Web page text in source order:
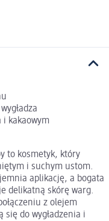
i kakaowym
to kosmetyk, który
i suchym ustom.
aplikację, a bogata
delikatną skórę warg.
z olejem
do wygładzenia i